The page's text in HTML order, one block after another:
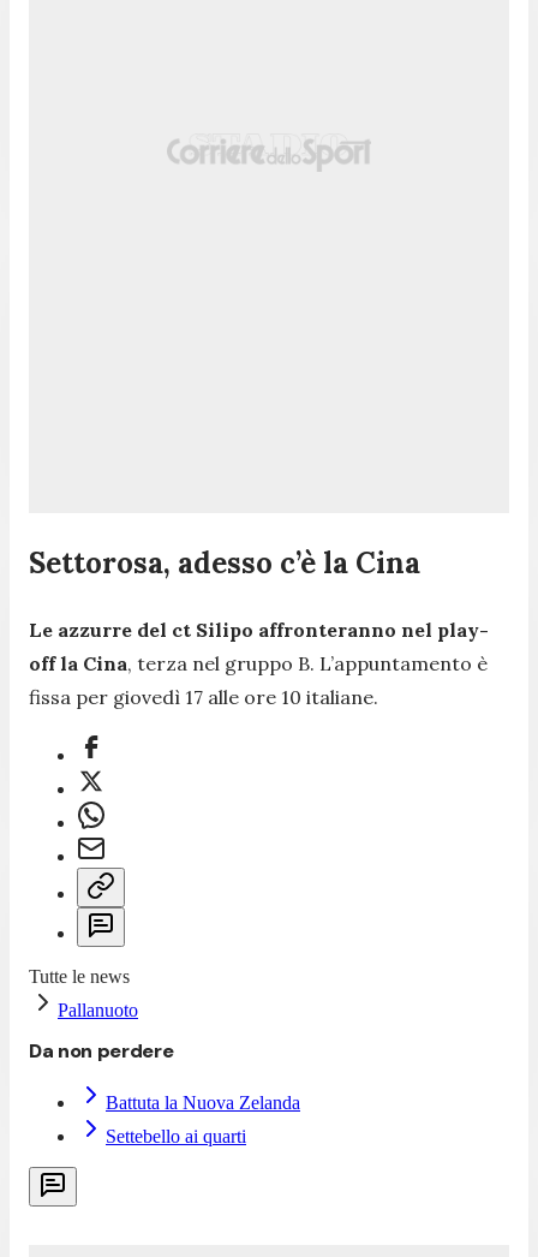
Settorosa, adesso c’è la Cina
Le azzurre del ct Silipo affronteranno nel play-
off la Cina, terza nel gruppo B. L’appuntamento è
fissa per giovedì 17 alle ore 10 italiane.
Tutte le news
Pallanuoto
Da non perdere
Battuta la Nuova Zelanda
Settebello ai quarti